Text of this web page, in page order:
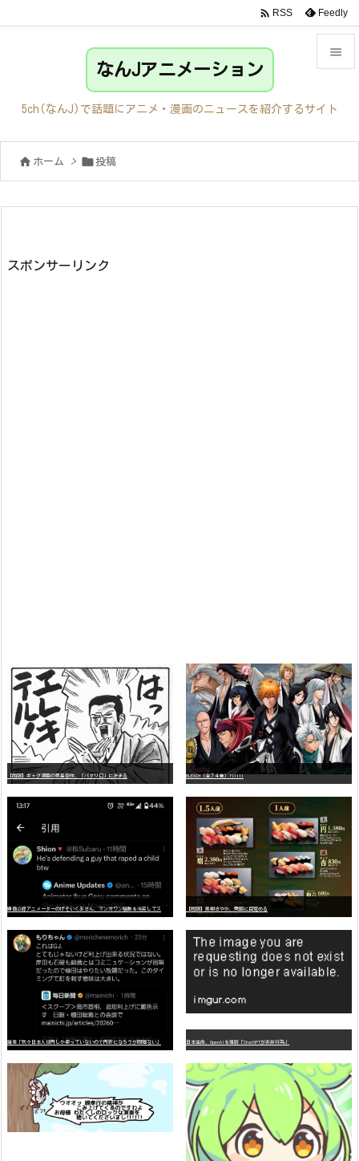

サイド
前へ

 RSS Feedly
なんJアニメーション
5ch(なんJ)で話題にアニメ・漫画のニュースを紹介するサイト
 ホーム >  投稿
スポンサーリンク
【朗報】ギャグ漫画の最高傑作、「パタリロ」に決まる BLEACH（全７４巻）?!!!!!
【朗報】美樹さやか、愛国に目覚める
識者「我々日本人は円しか使っていないので円安になろうが問題ない」 日本生命、OpenAIを提訴「ChatGPTが非弁行為」